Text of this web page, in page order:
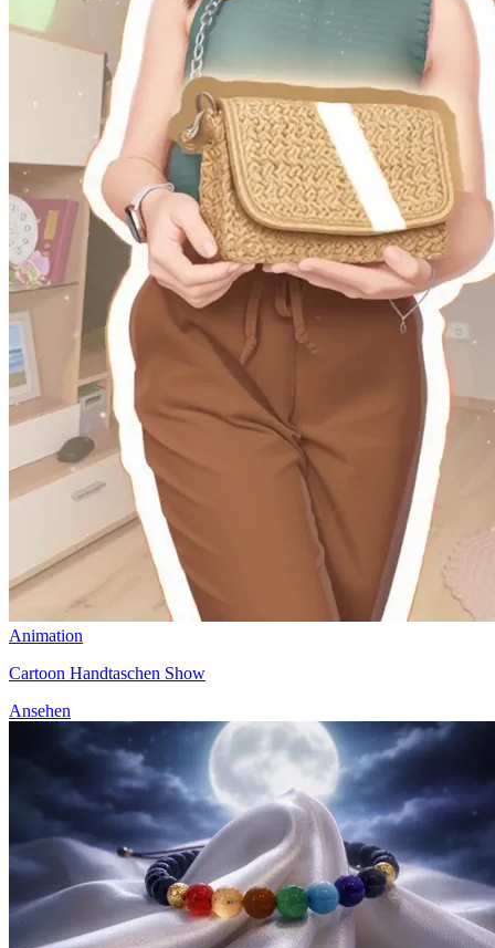
Animation
Cartoon Handtaschen Show
Ansehen